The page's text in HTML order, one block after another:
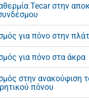
Tecar στην
για πόνο στην
για πόνο στα άκρα
στην ανακούφιση
πόνου